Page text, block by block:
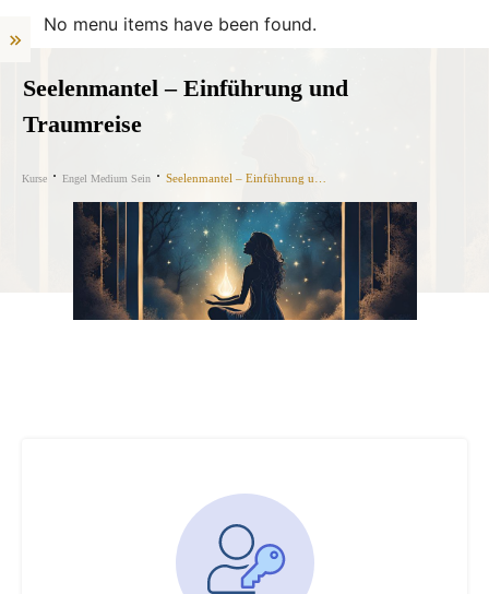
No menu items have been found.
Seelenmantel – Einführung und
Traumreise
Kurse Engel Medium Sein